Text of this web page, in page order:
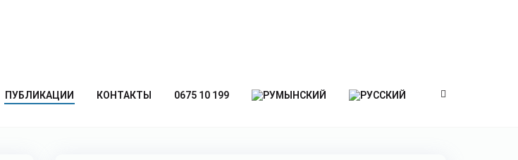
ПУБЛИКАЦИИ КОНТАКТЫ 0675 10 199